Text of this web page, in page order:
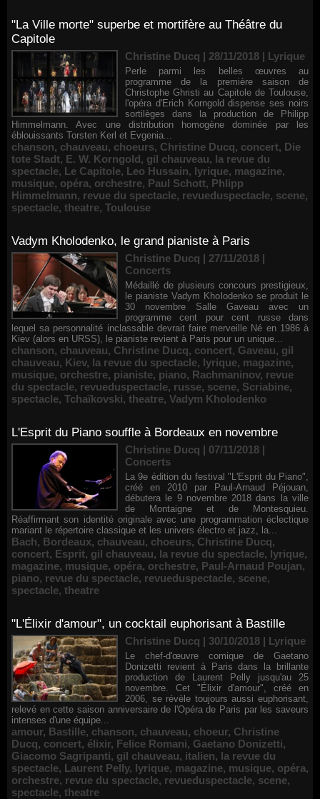
"La Ville morte" superbe et mortifère au Théâtre du
Capitole
Christine Ducq | 28/11/2018 | Lyrique
Perle parmi les belles œuvres au
programme de la première saison de
Christophe Ghristi au Capitole de Toulouse,
l'opéra d'Erich Korngold dispense ses noirs
sortilèges dans la production de Philipp
Himmelmann. Avec une distribution homogène dominée par les
éblouissants Torsten Kerl et Evgenia...
chanson, chauveau, choeurs, Christine Ducq, concert, Die
tote Stadt, E. W. Korngold, gil chauveau, la revue du
spectacle, Le Capitole, Leo Hussain, lyrique, magazine,
musique, opéra, orchestre, Paul Schott, Phlipp
Himmelmann, revue du spectacle, revueduspectacle, scene,
spectacle, theatre, Toulouse
Vadym Kholodenko, le grand pianiste à Paris
Christine Ducq | 27/11/2018 |
Concerts
Médaillé de plusieurs concours prestigieux,
le pianiste Vadym Kholodenko se produit le
30 novembre Salle Gaveau avec un
programme cent pour cent russe dans
lequel sa personnalité inclassable devrait faire merveille Né en 1986 à
Kiev (alors en URSS), le pianiste revient à Paris pour un unique...
chanson, chauveau, Christine Ducq, concert, Gaveau, gil
chauveau, Kiev, la revue du spectacle, lyrique, magazine,
musique, orchestre, pianiste, piano, Rachmaninov, revue
du spectacle, revueduspectacle, russe, scene, Scriabine,
spectacle, Tchaïkovski, theatre, Vadym Kholodenko
L'Esprit du Piano souffle à Bordeaux en novembre
Christine Ducq | 07/11/2018 |
Concerts
La 9e édition du festival "L'Esprit du Piano",
créé en 2010 par Paul-Arnaud Péjouan,
débutera le 9 novembre 2018 dans la ville
de Montaigne et de Montesquieu.
Réaffirmant son identité originale avec une programmation éclectique
mariant le répertoire classique et les univers électro et jazz, la...
Bach, Bordeaux, chauveau, choeurs, Christine Ducq,
concert, Esprit, gil chauveau, la revue du spectacle, lyrique,
magazine, musique, opéra, orchestre, Paul-Arnaud Poujan,
piano, revue du spectacle, revueduspectacle, scene,
spectacle, theatre
"L'Élixir d'amour", un cocktail euphorisant à Bastille
Christine Ducq | 30/10/2018 | Lyrique
Le chef-d'œuvre comique de Gaetano
Donizetti revient à Paris dans la brillante
production de Laurent Pelly jusqu'au 25
novembre. Cet "Élixir d'amour", créé en
2006, se révèle toujours aussi euphorisant,
relevé en cette saison anniversaire de l'Opéra de Paris par les saveurs
intenses d'une équipe...
amour, Bastille, chanson, chauveau, choeur, Christine
Ducq, concert, élixir, Felice Romani, Gaetano Donizetti,
Giacomo Sagripanti, gil chauveau, italien, la revue du
spectacle, Laurent Pelly, lyrique, magazine, musique, opéra,
orchestre, revue du spectacle, revueduspectacle, scene,
spectacle, theatre